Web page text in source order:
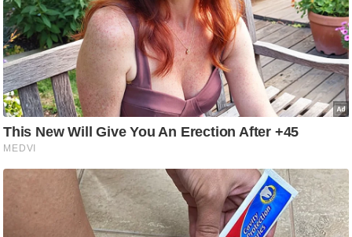
/
फै
श
न
घ
रे
लू
स्खे